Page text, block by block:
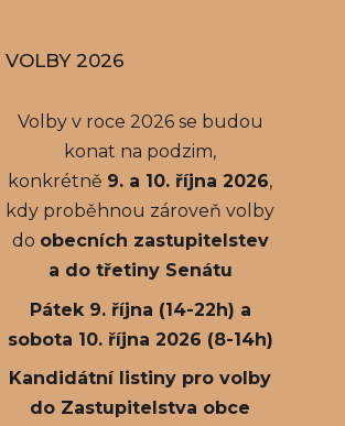
VOLBY 2026
Volby v roce 2026 se budou
konat na podzim,
konkrétně 9. a 10. října 2026,
kdy proběhnou zároveň volby
do obecních zastupitelstev
a do třetiny Senátu
Pátek 9. října (14-22h) a
sobota 10. října 2026 (8-14h)
Kandidátní listiny pro volby
do Zastupitelstva obce